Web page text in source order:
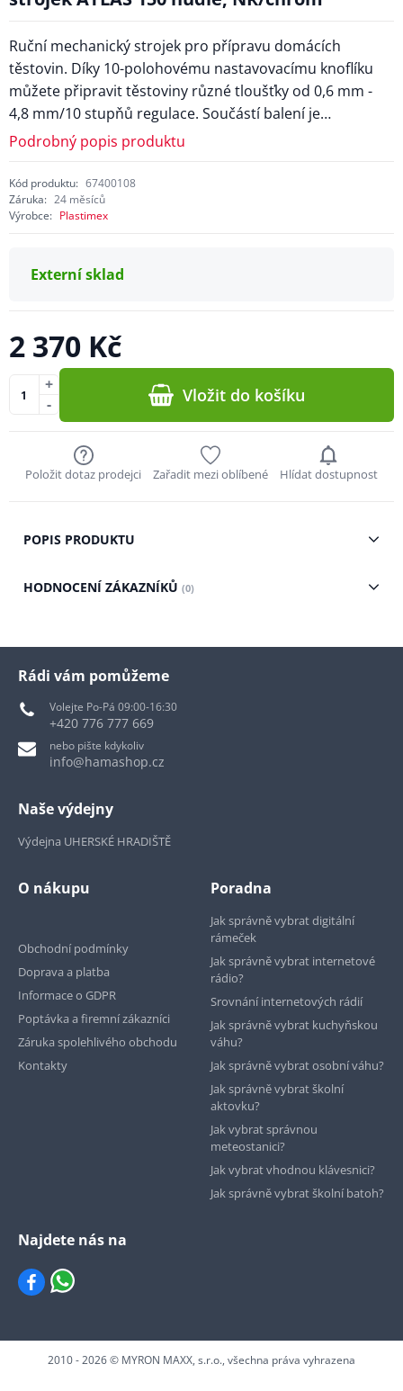
Ruční mechanický strojek pro přípravu domácích
těstovin. Díky 10-polohovému nastavovacímu knoflíku
můžete připravit těstoviny různé tloušťky od 0,6 mm -
4,8 mm/10 stupňů regulace. Součástí balení je…
Podrobný popis produktu
Kód produktu: 67400108
Záruka: 24 měsíců
Výrobce: Plastimex
Externí sklad
2 370 Kč
-
+ Vložit do košíku
Položit dotaz prodejci Zařadit mezi oblíbené Hlídat dostupnost
POPIS PRODUKTU
HODNOCENÍ ZÁKAZNÍKŮ (0)
Rádi vám pomůžeme
Volejte Po-Pá 09:00-16:30
+420 776 777 669
nebo pište kdykoliv
info@hamashop.cz
Naše výdejny
Výdejna UHERSKÉ HRADIŠTĚ
O nákupu
Obchodní podmínky
Doprava a platba
Informace o GDPR
Poptávka a firemní zákazníci
Záruka spolehlivého obchodu
Kontakty
Poradna
Jak správně vybrat digitální
rámeček
Jak správně vybrat internetové
rádio?
Srovnání internetových rádií
Jak správně vybrat kuchyňskou
váhu?
Jak správně vybrat osobní váhu?
Jak správně vybrat školní
aktovku?
Jak vybrat správnou
meteostanici?
Jak vybrat vhodnou klávesnici?
Jak správně vybrat školní batoh?
Najdete nás na
2010 - 2026 © MYRON MAXX, s.r.o., všechna práva vyhrazena